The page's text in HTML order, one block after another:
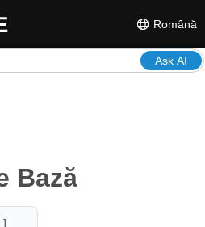
Română
Ask AI
Bază
]